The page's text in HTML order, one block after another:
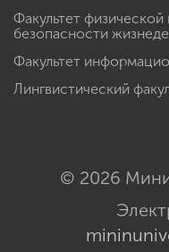
Факультет психологии
Факультет управления
сервисов
Факультет физической
безопасности
© 2026